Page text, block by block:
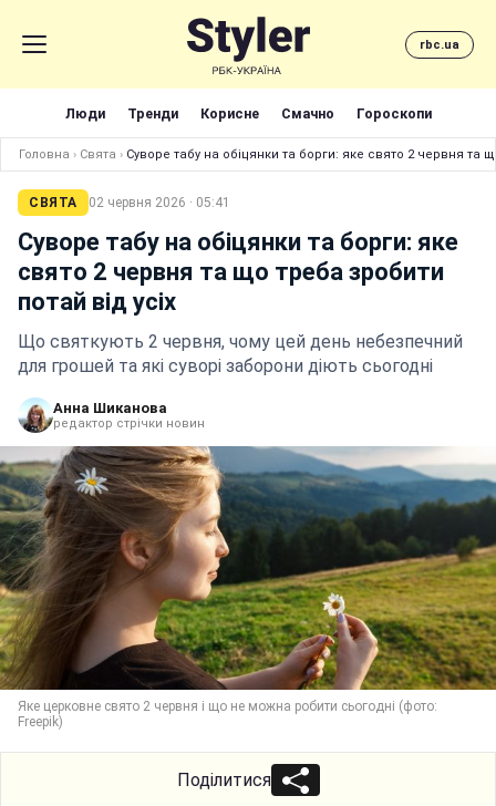
rbc.ua
Люди Тренди Корисне Смачно Гороскопи
Головна › Свята › Суворе табу на обіцянки та борги: яке свято 2 червня та
СВЯТА 02 червня 2026 · 05:41
Суворе табу на обіцянки та борги: яке
свято 2 червня та що треба зробити
потай від усіх
Що святкують 2 червня, чому цей день небезпечний
для грошей та які суворі заборони діють сьогодні
Анна Шиканова
редактор стрічки новин
Яке церковне свято 2 червня і що не можна робити сьогодні (фото:
Freepik)
Поділитися